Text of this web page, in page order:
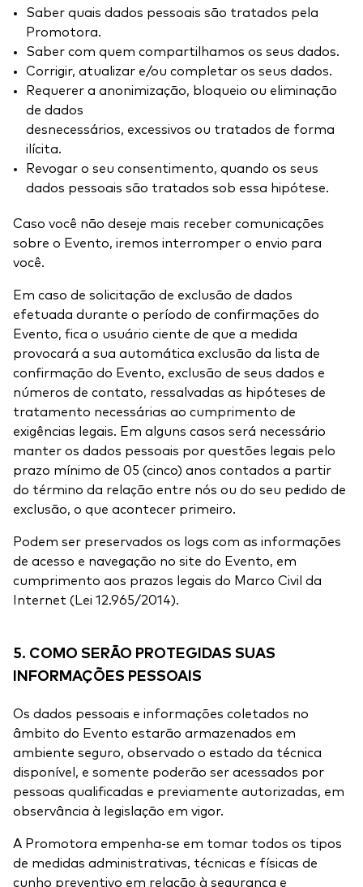
Saber quais dados pessoais são tratados pela
Promotora.
Saber com quem compartilhamos os seus dados.
Corrigir, atualizar e/ou completar os seus dados.
Requerer a anonimização, bloqueio ou eliminação
de dados
desnecessários, excessivos ou tratados de forma
ilícita.
Revogar o seu consentimento, quando os seus
dados pessoais são tratados sob essa hipótese.
Caso você não deseje mais receber comunicações
sobre o Evento, iremos interromper o envio para
você.
Em caso de solicitação de exclusão de dados
efetuada durante o período de confirmações do
Evento, fica o usuário ciente de que a medida
provocará a sua automática exclusão da lista de
confirmação do Evento, exclusão de seus dados e
números de contato, ressalvadas as hipóteses de
tratamento necessárias ao cumprimento de
exigências legais. Em alguns casos será necessário
manter os dados pessoais por questões legais pelo
prazo mínimo de 05 (cinco) anos contados a partir
do término da relação entre nós ou do seu pedido de
exclusão, o que acontecer primeiro.
Podem ser preservados os logs com as informações
de acesso e navegação no site do Evento, em
cumprimento aos prazos legais do Marco Civil da
Internet (Lei 12.965/2014).
5. COMO SERÃO PROTEGIDAS SUAS
INFORMAÇÕES PESSOAIS
Os dados pessoais e informações coletados no
âmbito do Evento estarão armazenados em
ambiente seguro, observado o estado da técnica
disponível, e somente poderão ser acessados por
pessoas qualificadas e previamente autorizadas, em
observância à legislação em vigor.
A Promotora empenha-se em tomar todos os tipos
de medidas administrativas, técnicas e físicas de
cunho preventivo em relação à segurança e